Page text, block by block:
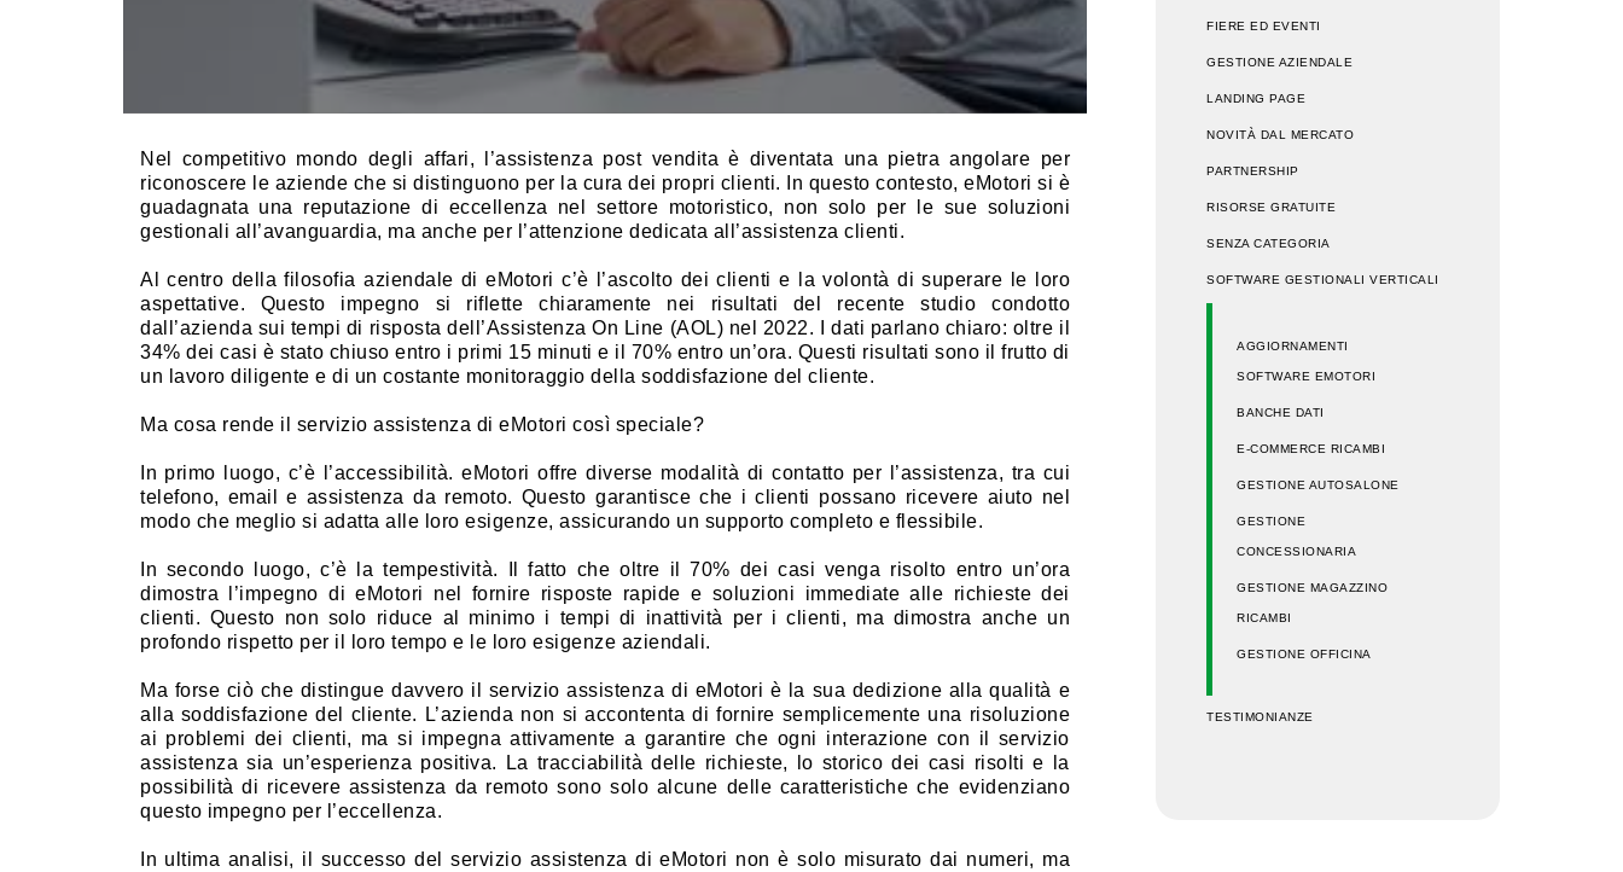
Nel competitivo mondo degli affari, l’assistenza post vendita è diventata una pietra angolare per
riconoscere le aziende che si distinguono per la cura dei propri clienti. In questo contesto, eMotori si è
guadagnata una reputazione di eccellenza nel settore motoristico, non solo per le sue soluzioni
gestionali all’avanguardia, ma anche per l’attenzione dedicata all’assistenza clienti.
Al centro della filosofia aziendale di eMotori c’è l’ascolto dei clienti e la volontà di superare le loro
aspettative. Questo impegno si riflette chiaramente nei risultati del recente studio condotto
dall’azienda sui tempi di risposta dell’Assistenza On Line (AOL) nel 2022. I dati parlano chiaro: oltre il
34% dei casi è stato chiuso entro i primi 15 minuti e il 70% entro un’ora. Questi risultati sono il frutto di
un lavoro diligente e di un costante monitoraggio della soddisfazione del cliente.
Ma cosa rende il servizio assistenza di eMotori così speciale?
In primo luogo, c’è l’accessibilità. eMotori offre diverse modalità di contatto per l’assistenza, tra cui
telefono, email e assistenza da remoto. Questo garantisce che i clienti possano ricevere aiuto nel
modo che meglio si adatta alle loro esigenze, assicurando un supporto completo e flessibile.
In secondo luogo, c’è la tempestività. Il fatto che oltre il 70% dei casi venga risolto entro un’ora
dimostra l’impegno di eMotori nel fornire risposte rapide e soluzioni immediate alle richieste dei
clienti. Questo non solo riduce al minimo i tempi di inattività per i clienti, ma dimostra anche un
profondo rispetto per il loro tempo e le loro esigenze aziendali.
Ma forse ciò che distingue davvero il servizio assistenza di eMotori è la sua dedizione alla qualità e
alla soddisfazione del cliente. L’azienda non si accontenta di fornire semplicemente una risoluzione
ai problemi dei clienti, ma si impegna attivamente a garantire che ogni interazione con il servizio
assistenza sia un’esperienza positiva. La tracciabilità delle richieste, lo storico dei casi risolti e la
possibilità di ricevere assistenza da remoto sono solo alcune delle caratteristiche che evidenziano
questo impegno per l’eccellenza.
In ultima analisi, il successo del servizio assistenza di eMotori non è solo misurato dai numeri, ma
FIERE ED EVENTI
GESTIONE AZIENDALE
LANDING PAGE
NOVITÀ DAL MERCATO
PARTNERSHIP
RISORSE GRATUITE
SENZA CATEGORIA
SOFTWARE GESTIONALI VERTICALI
AGGIORNAMENTI
SOFTWARE EMOTORI
BANCHE DATI
E-COMMERCE RICAMBI
GESTIONE AUTOSALONE
GESTIONE
CONCESSIONARIA
GESTIONE MAGAZZINO
RICAMBI
GESTIONE OFFICINA
TESTIMONIANZE